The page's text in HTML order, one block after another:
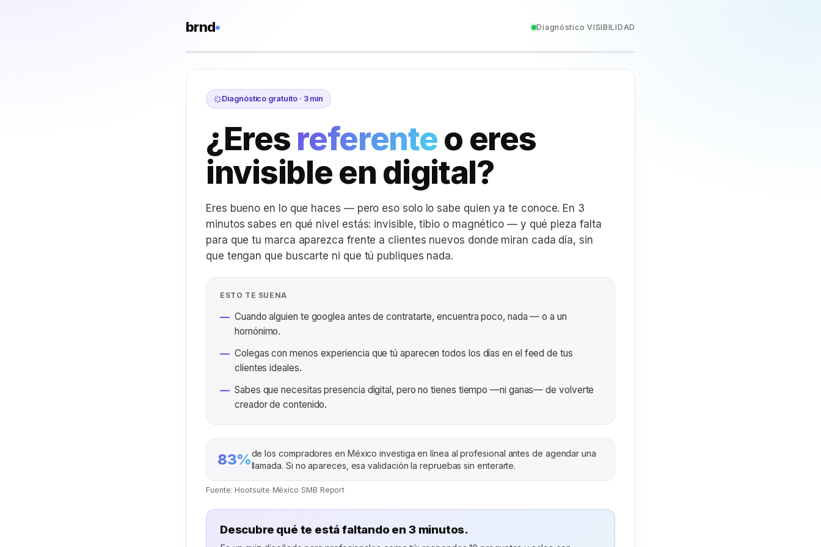
brnd• Diagnóstico VISIBILIDAD
Diagnóstico gratuito · 3 min
¿Eres referenteo eres
invisible en digital?
Eres bueno en lo que haces — pero eso solo lo sabe quien ya te conoce. En 3
minutos sabes en qué nivel estás: invisible, tibio o magnético — y qué pieza falta
para que tu marca aparezca frente a clientes nuevos donde miran cada día, sin
que tengan que buscarte ni que tú publiques nada.
ESTO TE SUENA
— Cuando alguien te googlea antes de contratarte, encuentra poco, nada — o a un
homónimo.
— Colegas con menos experiencia que tú aparecen todos los días en el feed de tus
clientes ideales.
— Sabes que necesitas presencia digital, pero no tienes tiempo —ni ganas— de volverte
creador de contenido.
83%de los compradores en México investiga en línea al profesional antes de agendar una
llamada. Si no apareces, esa validación la repruebas sin enterarte.
Fuente: Hootsuite México SMB Report
Descubre qué te está faltando en 3 minutos.